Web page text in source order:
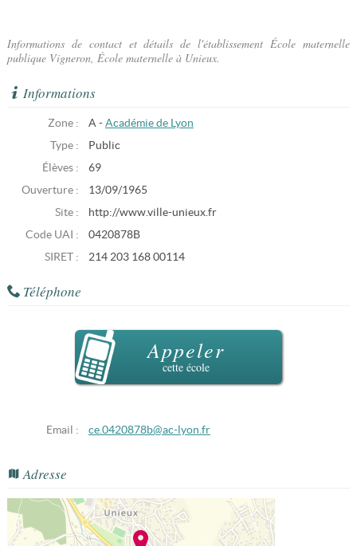
Informations de contact et détails de l'établissement École maternelle
publique Vigneron, École maternelle à Unieux.
Informations
Zone : A - Académie de Lyon
Type :
Public
Élèves :
69
Ouverture :
13/09/1965
Site :
http://www.ville-unieux.fr
Code UAI :
0420878B
SIRET :
214 203 168 00114
Téléphone
Appeler
cette école
Email : ce.0420878b@ac-lyon.fr
Adresse